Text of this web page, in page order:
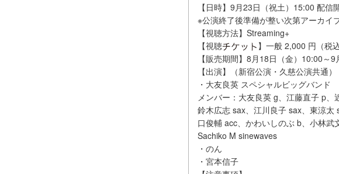
【日時】9月23日（祝土）15:00 配信
※公演終了後準備が整い次第アーカイ
【視聴方法】Streaming+
【視聴
】一般 2,000 円（税
【販売期間】8月18日（金）10:00～
【出演】（新宿公演・久慈公演共通）
・大友良英 スペシャルビッグバンド
メンバー：大友良英 g、江藤直子 p、
鈴木広志 sax、江川良子 sax、東涼
口俊輔 acc、かわいしのぶ b、小林
Sachiko M sinewaves
・のん
・宮本信子